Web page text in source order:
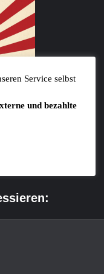
Service selbst
und bezahlte